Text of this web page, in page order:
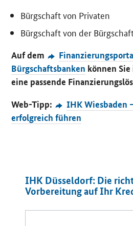
Bürgschaft von Privaten
Bürgschaft von der
Auf dem
Bürgschaftsbanken können
eine passende
Web-Tipp:
IHK Wiesbaden
erfolgreich führen
IHK Düsseldorf: Die
Vorbereitung auf Ihr